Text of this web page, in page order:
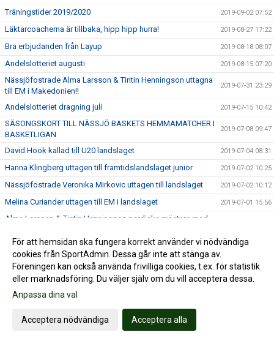
Träningstider 2019/2020 2019-09-02 07:52
Läktarcoacherna är tillbaka, hipp hipp hurra! 2019-08-27 17:22
Bra erbjudanden från Layup 2019-08-18 08:07
Andelslotteriet augusti 2019-08-15 07:20
Nässjöfostrade Alma Larsson & Tintin Henningson uttagna
till EM i Makedonien!!
2019-07-31 23:29
Andelslotteriet dragning juli 2019-07-15 10:42
SÄSONGSKORT TILL NÄSSJÖ BASKETS HEMMAMATCHER I
BASKETLIGAN
2019-07-08 09:47
David Höök kallad till U20 landslaget 2019-07-04 08:31
Hanna Klingberg uttagen till framtidslandslaget junior 2019-07-02 10:25
Nässjöfostrade Veronika Mirkovic uttagen till landslaget 2019-07-02 10:12
Melina Curiander uttagen till EM i landslaget 2019-07-01 15:56
Alma Larsson & Tintin Henningson nordiska mästare med
Teckna ditt säsongskort SBLplay.se hos Nässjö Basket 2019-06-24 07:59
Landslagsuppdrag för Nässjöfostrade ungdomar 2019-06-22 14:07
Nässjö basket önskar glad midsommar 2019-06-21 21:30
Andelslotteriet dragning juni
NYHET!!&#128154;&#128154;
För att hemsidan ska fungera korrekt använder vi nödvändiga
cookies från SportAdmin. Dessa går inte att stänga av.
Föreningen kan också använda frivilliga cookies, t.ex. för statistik
eller marknadsföring. Du väljer själv om du vill acceptera dessa.
Anpassa dina val
Acceptera nödvändiga Acceptera alla